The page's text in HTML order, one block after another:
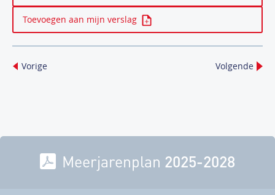
Toevoegen aan mijn verslag
Vorige Volgende
Meerjarenplan 2025-2028